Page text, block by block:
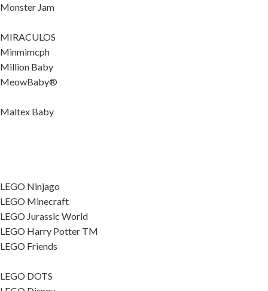
Monster Jam
MIRACULOS
Minmimcph
Million Baby
MeowBaby®
Maltex Baby
LEGO Ninjago
LEGO Minecraft
LEGO Jurassic World
LEGO Harry Potter TM
LEGO Friends
LEGO DOTS